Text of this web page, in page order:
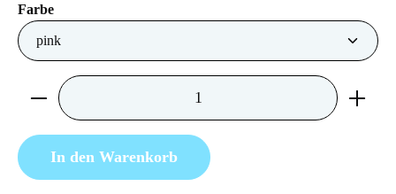
Farbeauswählen
Produkt Anzahl: Gib den gewünschten Wert
In den Warenkorb